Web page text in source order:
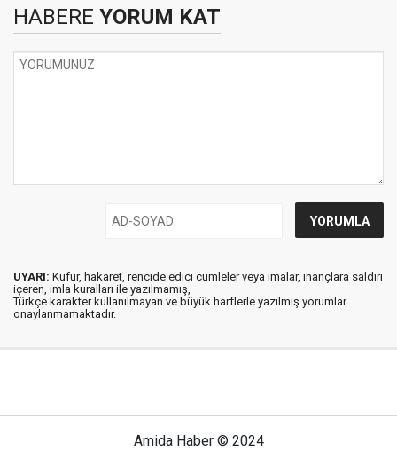
HABERE YORUM KAT
UYARI: Küfür, hakaret, rencide edici cümleler veya imalar, inançlara saldırı
içeren, imla kuralları ile yazılmamış,
Türkçe karakter kullanılmayan ve büyük harflerle yazılmış yorumlar
onaylanmamaktadır.
Amida Haber © 2024